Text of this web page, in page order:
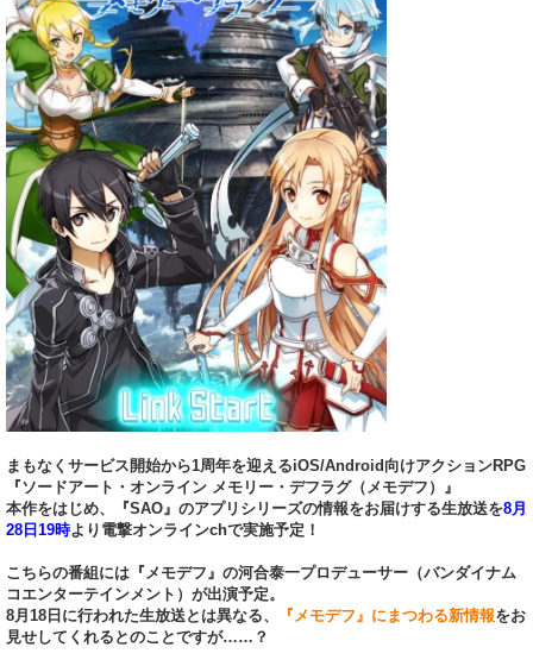
まもなくサービス開始から1周年を迎えるiOS/Android向けアクションRPG
『ソードアート・オンライン メモリー・デフラグ（メモデフ）』
本作をはじめ、『SAO』のアプリシリーズの情報をお届けする生放送を8月
28日19時より電撃オンラインchで実施予定！
こちらの番組には『メモデフ』の河合泰一プロデューサー（バンダイナム
コエンターテインメント）が出演予定。
8月18日に行われた生放送とは異なる、
『メモデフ』にまつわる新情報をお
見せしてくれるとのことですが……？